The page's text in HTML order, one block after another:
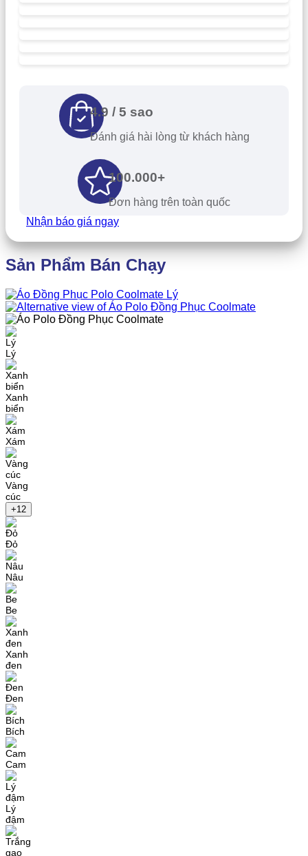
4.9 / 5 sao
Đánh giá hài lòng từ khách hàng
100.000+
Đơn hàng trên toàn quốc
Nhận báo giá ngay
Sản Phẩm Bán Chạy
Lý
Xanh
biển
Xám
Vàng
cúc
+12
Đỏ
Nâu
Be
Xanh
đen
Đen
Bích
Cam
Lý
đậm